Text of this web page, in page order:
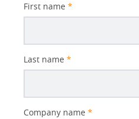
First name *
Last name *
Company name *